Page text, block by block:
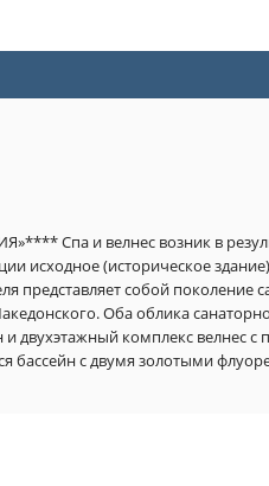
Спа и велнес возник в
исходное (историческое
представляет собой
Оба облика
двухэтажный комплекс велнес
бассейн с двумя золотыми